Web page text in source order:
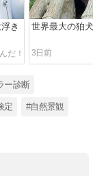
き
世界最大の狛犬
3日前
ー診断
定 #自然景観